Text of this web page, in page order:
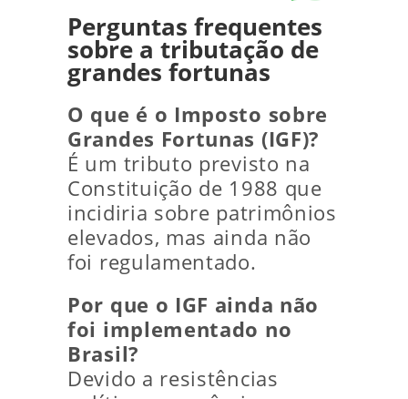
Perguntas frequentes
sobre a tributação de
grandes fortunas
O que é o Imposto sobre
Grandes Fortunas (IGF)?
É um tributo previsto na
Constituição de 1988 que
incidiria sobre patrimônios
elevados, mas ainda não
foi regulamentado.
Por que o IGF ainda não
foi implementado no
Brasil?
Devido a resistências